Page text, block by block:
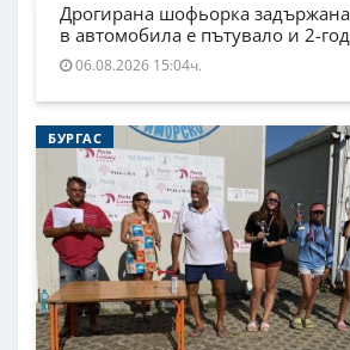
Дрогирана шофьорка
в автомобила е пътувало и 2-
06.08.2026 15:04ч.
БУРГАС